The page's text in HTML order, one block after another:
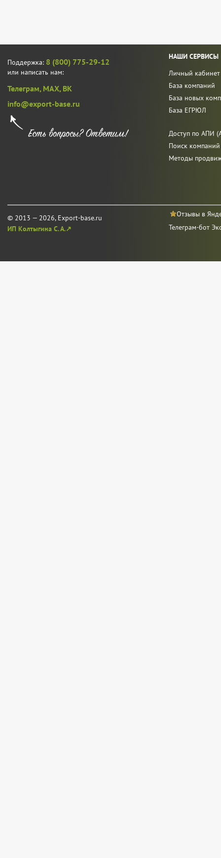
Поддержка: 8 (800) 775-29-12
или написать нам:
Телеграм, MAX, ВК
info@export-base.ru
© 2013 — 2026, Export-base.ru
ИП Колтыгина С. А.↗
НАШИ СЕРВИСЫ
Личный кабинет
База компаний
База новых
База ЕГРЮЛ
Доступ по АПИ
Поиск
Методы
Отзывы в
Телеграм-бот